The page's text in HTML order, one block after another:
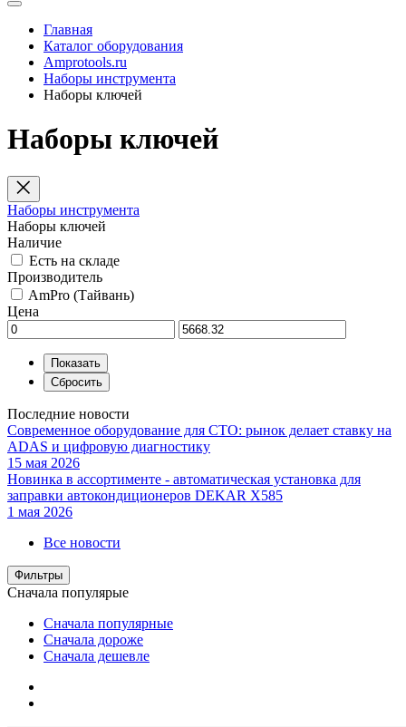
Главная
Каталог оборудования
Amprotools.ru
Наборы инструмента
Наборы ключей
Наборы ключей
Наборы инструмента
Наборы ключей
Наличие
Есть на складе
Производитель
AmPro (Тайвань)
Цена
Последние новости
Современное оборудование для СТО: рынок делает ставку на
ADAS и цифровую диагностику
15 мая 2026
Новинка в ассортименте - автоматическая установка для
заправки автокондиционеров DEKAR X585
1 мая 2026
Все новости
Фильтры
Сначала популярые
Сначала популярные
Сначала дороже
Сначала дешевле